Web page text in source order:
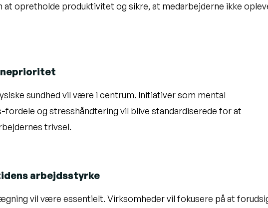
at opretholde produktivitet og sikre, at medarbejderne ikke
sundhed vil være i centrum. Initiativer som mental
fordele og stresshåndtering vil blive standardiserede for at
trivsel.
arbejdsstyrke
vil være essentielt. Virksomheder vil fokusere på at